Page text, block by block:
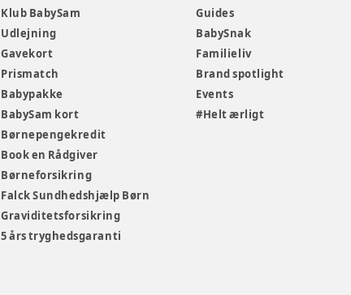
Klub BabySam
Udlejning
Gavekort
Prismatch
Babypakke
BabySam kort
Børnepengekredit
Book en Rådgiver
Børneforsikring
Falck Sundhedshjælp Børn
Graviditetsforsikring
5 års tryghedsgaranti
Guides
BabySnak
Familieliv
Brand spotlight
Events
#Helt ærligt